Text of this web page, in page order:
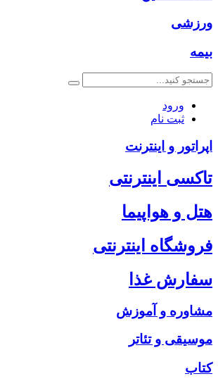
ورزشی
بیمه
ورود
ثبت نام
اپراتور و اینترنت
تاکسی اینترنتی
هتل و هواپیما
فروشگاه اینترنتی
سفارش غذا
مشاوره و آموزش
موسیقی و تئاتر
کتاب